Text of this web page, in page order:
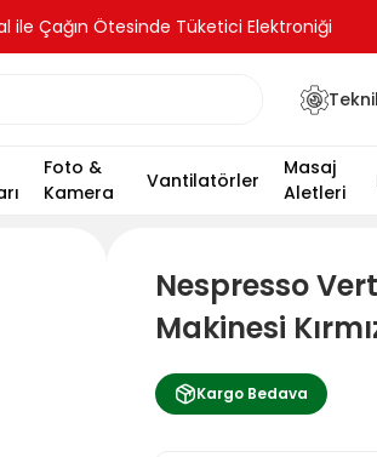
ile Çağın Ötesinde Tüketici Elektroniği
Foto &
Kamera
Vantilatörler
Masaj
Aletleri
Nespresso
Makinesi
Kargo Bedava